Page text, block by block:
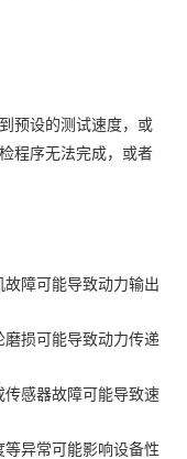
预设的测试速度，或
程序无法完成，或者
故障可能导致动力输出
磨损可能导致动力传递
传感器故障可能导致速
等异常可能影响设备性